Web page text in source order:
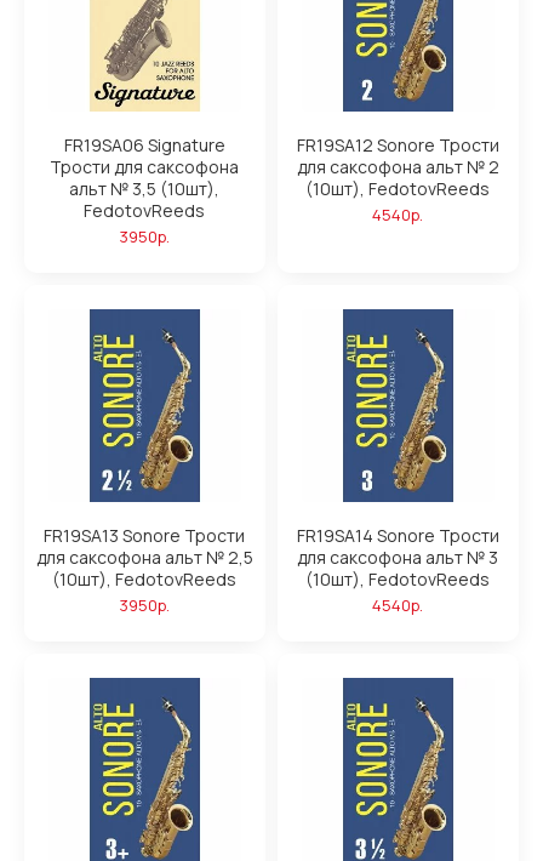
FR19SA06 Signature
Трости для саксофона
альт № 3,5 (10шт),
FedotovReeds
3950р.
FR19SA12 Sonore Трости
для саксофона альт № 2
(10шт), FedotovReeds
4540р.
FR19SA13 Sonore Трости
для саксофона альт № 2,5
(10шт), FedotovReeds
3950р.
FR19SA14 Sonore Трости
для саксофона альт № 3
(10шт), FedotovReeds
4540р.